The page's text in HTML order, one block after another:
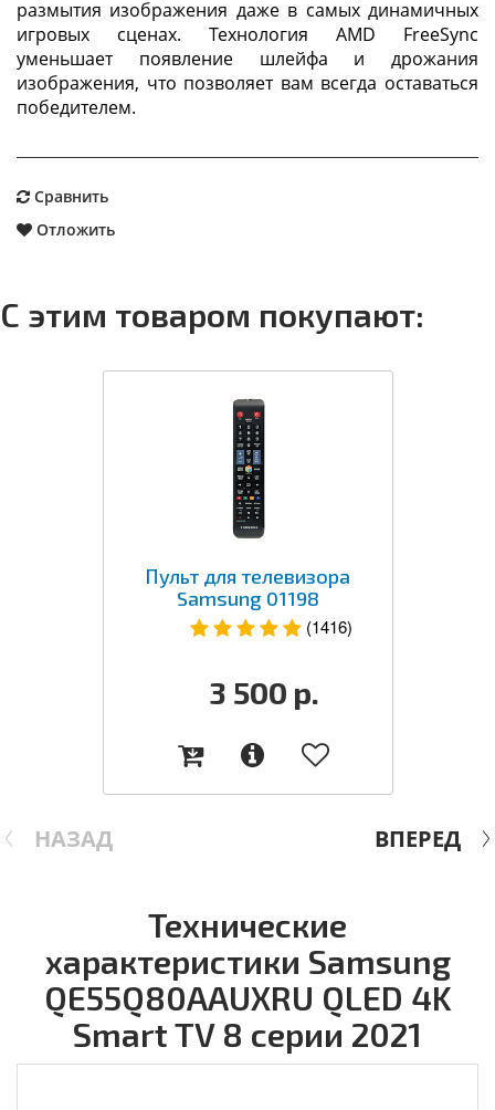
размытия изображения даже в самых динамичных
игровых сценах. Технология AMD FreeSync
уменьшает появление шлейфа и дрожания
изображения, что позволяет вам всегда оставаться
победителем.
Сравнить
Отложить
С этим товаром покупают:
НАЗАД
Пульт для телевизора
Samsung 01198
(1416)
3 500 р.
ВПЕРЕД
Технические
характеристики Samsung
QE55Q80AAUXRU QLED 4K
Smart TV 8 серии 2021